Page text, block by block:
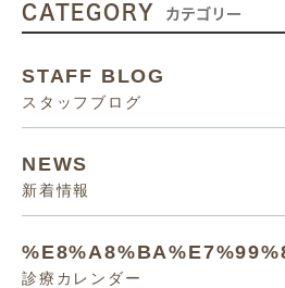
CATEGORY カテゴリー
STAFF BLOG
スタッフブログ
NEWS
新着情報
診療カレンダー